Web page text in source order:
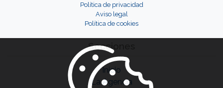
Política de privacidad
Aviso legal
Política de cookies
Secciones
Inicio
La Agencia